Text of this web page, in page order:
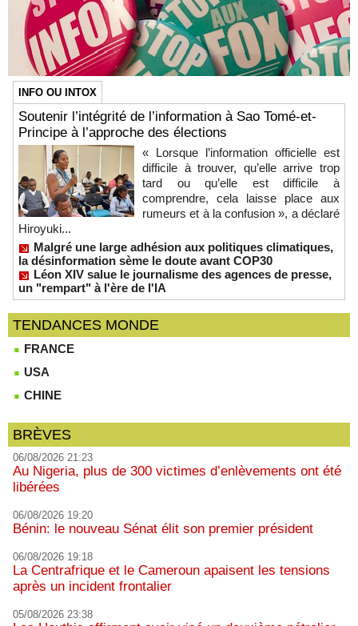
INFO OU INTOX
Soutenir l’intégrité de l’information à Sao Tomé-et-
Principe à l’approche des élections
« Lorsque l’information officielle est
difficile à trouver, qu’elle arrive trop
tard ou qu’elle est difficile à
comprendre, cela laisse place aux
rumeurs et à la confusion », a déclaré
Hiroyuki...
Malgré une large adhésion aux politiques climatiques,
la désinformation sème le doute avant COP30
Léon XIV salue le journalisme des agences de presse,
un "rempart" à l'ère de l'IA
TENDANCES MONDE
FRANCE
USA
CHINE
BRÈVES
06/08/2026 21:23
Au Nigeria, plus de 300 victimes d’enlèvements ont été
libérées
06/08/2026 19:20
Bénin: le nouveau Sénat élit son premier président
06/08/2026 19:18
La Centrafrique et le Cameroun apaisent les tensions
après un incident frontalier
05/08/2026 23:38